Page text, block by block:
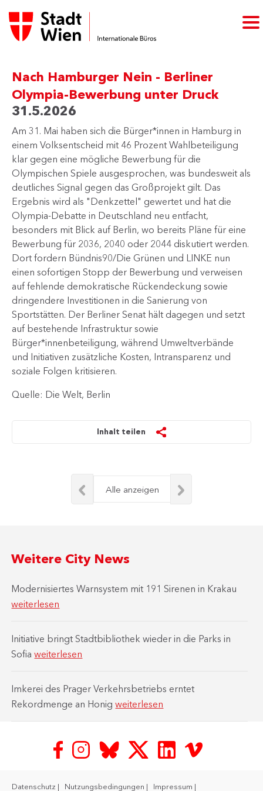
Nach Hamburger Nein - Berliner
Olympia-Bewerbung unter Druck
31.5.2026
Am 31. Mai haben sich die Bürger*innen in Hamburg in
einem Volksentscheid mit 46 Prozent Wahlbeteiligung
klar gegen eine mögliche Bewerbung für die
Olympischen Spiele ausgesprochen, was bundesweit als
deutliches Signal gegen das Großprojekt gilt. Das
Ergebnis wird als "Denkzettel" gewertet und hat die
Olympia-Debatte in Deutschland neu entfacht,
besonders mit Blick auf Berlin, wo bereits Pläne für eine
Bewerbung für 2036, 2040 oder 2044 diskutiert werden.
Dort fordern Bündnis90/Die Grünen und LINKE nun
einen sofortigen Stopp der Bewerbung und verweisen
auf fehlende demokratische Rückendeckung sowie
dringendere Investitionen in die Sanierung von
Sportstätten. Der Berliner Senat hält dagegen und setzt
auf bestehende Infrastruktur sowie
Bürger*innenbeteiligung, während Umweltverbände
und Initiativen zusätzliche Kosten, Intransparenz und
soziale Folgen kritisieren.
Quelle: Die Welt, Berlin
Inhalt teilen
Alle anzeigen
Weitere City News
Modernisiertes Warnsystem mit 191 Sirenen in Krakau
weiterlesen
Initiative bringt Stadtbibliothek wieder in die Parks in
Sofiaweiterlesen
Imkerei des Prager Verkehrsbetriebs erntet
Rekordmenge an Honigweiterlesen
Datenschutz Nutzungsbedingungen Impressum